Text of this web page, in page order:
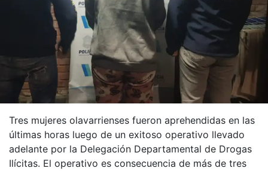
Tres mujeres olavarrienses fueron aprehendidas en las
últimas horas luego de un exitoso operativo llevado
adelante por la Delegación Departamental de Drogas
Ilícitas. El operativo es consecuencia de más de tres